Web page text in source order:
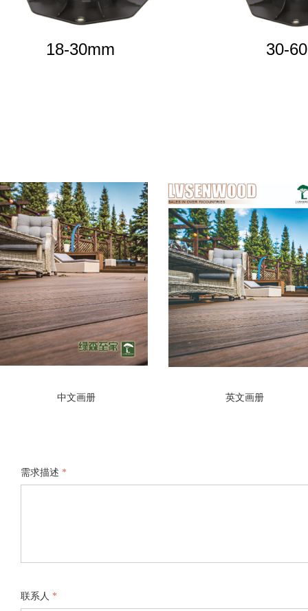
点击下载
点击下载
中文画册 英文画册
18-30mm 30-
需求描述 *
联系人 *